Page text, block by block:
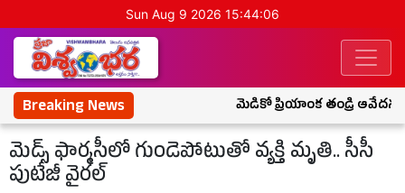
Sun Aug 9 2026 15:44:07
Breaking News మెడికో ప్రియాంక తండ్రి ఆవేదన..
మెడ్స్ ఫార్మసీలో గుండెపోటుతో వ్యక్తి మృతి.. సీసీ
పుటేజీ వైరల్